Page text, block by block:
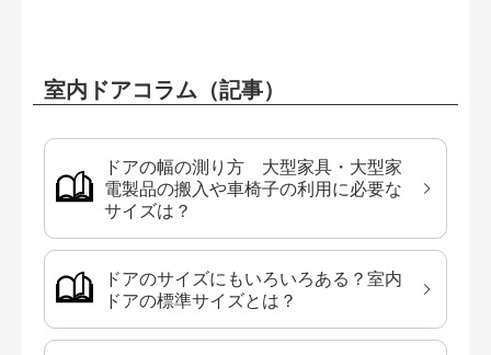
室内ドアコラム（記事）
ドアの幅の測り方 大型家具・大型家
電製品の搬入や車椅子の利用に必要な
サイズは？
ドアのサイズにもいろいろある？室内
ドアの標準サイズとは？